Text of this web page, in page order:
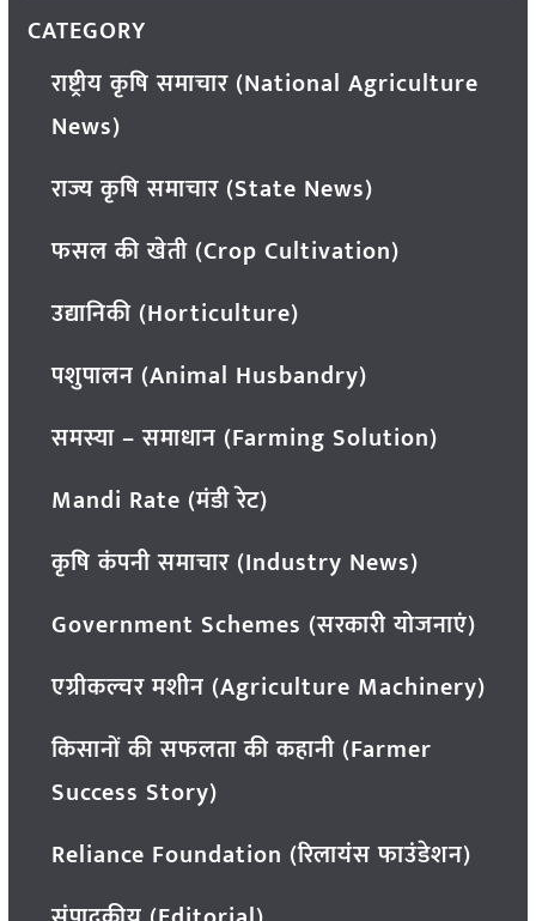
CATEGORY
राष्ट्रीय कृषि समाचार (National Agriculture
News)
राज्य कृषि समाचार (State News)
फसल की खेती (Crop Cultivation)
उद्यानिकी (Horticulture)
पशुपालन (Animal Husbandry)
समस्या – समाधान (Farming Solution)
Mandi Rate (मंडी रेट)
कृषि कंपनी समाचार (Industry News)
Government Schemes (सरकारी योजनाएं)
एग्रीकल्चर मशीन (Agriculture Machinery)
किसानों की सफलता की कहानी (Farmer
Success Story)
Reliance Foundation (रिलायंस फाउंडेशन)